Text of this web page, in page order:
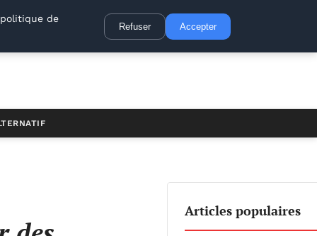
Articles populaires
de
Refuser Accepter